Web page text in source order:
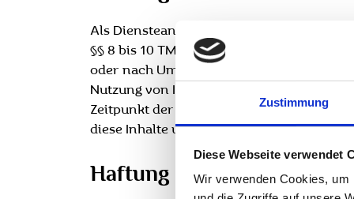
Zustimmung
Diese Webseite verwendet
Wir verwenden Cookies,
Als Diensteanbieter sind wir gemäß § 7
§§ 8 bis 10 TMG sind wir als
oder nach Umständen zu forschen, die
Nutzung von Informationen nach den
Zeitpunkt der Kenntnis einer konkreten
diese Inhalte umgehend entfernen.
Haftung für Links